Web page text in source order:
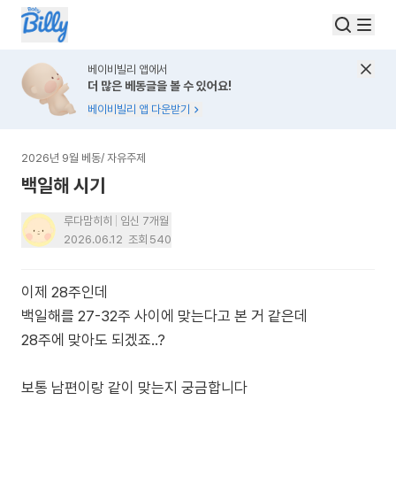
베이비빌리 앱에서
더 많은 베동글을 볼 수 있어요!
베이비빌리 앱 다운받기
2026년 9월 베동/ 자유주제
백일해 시기
루다맘히히
임신 7개월
2026.06.12 조회 540
이제 28주인데
백일해를 27-32주 사이에 맞는다고 본 거 같은데
28주에 맞아도 되겠죠..?
보통 남편이랑 같이 맞는지 궁금합니다